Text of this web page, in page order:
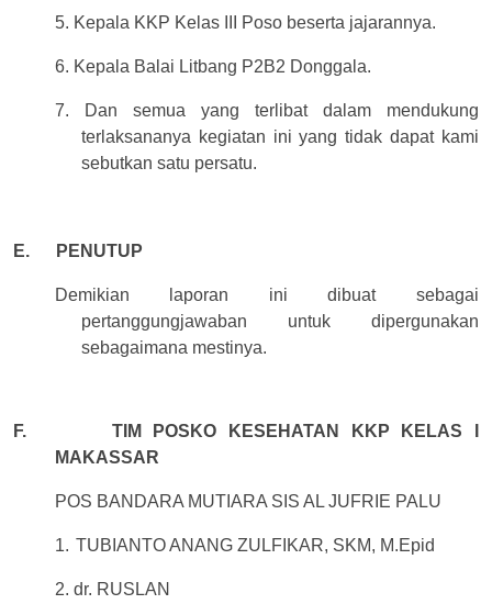
5. Kepala KKP Kelas III Poso beserta jajarannya.
6. Kepala Balai Litbang P2B2 Donggala.
7. Dan semua yang terlibat dalam mendukung
terlaksananya kegiatan ini yang tidak dapat kami
sebutkan satu persatu.
E. PENUTUP
Demikian laporan ini dibuat sebagai
pertanggungjawaban untuk dipergunakan
sebagaimana mestinya.
F.
TIM POSKO KESEHATAN KKP KELAS I
MAKASSAR
POS BANDARA MUTIARA SIS AL JUFRIE PALU
1. TUBIANTO ANANG ZULFIKAR, SKM, M.Epid
2. dr. RUSLAN